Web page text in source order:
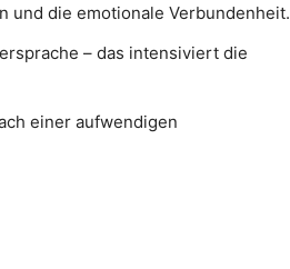
und die emotionale Verbundenheit.
– das intensiviert die
einer aufwendigen